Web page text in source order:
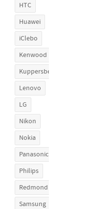
HTC
Huawei
iClebo
Kenwood
Kuppersberg
Lenovo
LG
Nikon
Nokia
Panasonic
Philips
Redmond
Samsung